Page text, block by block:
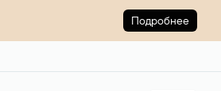
Подробнее